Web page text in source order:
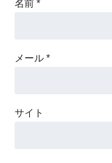
名前 *
メール *
サイト